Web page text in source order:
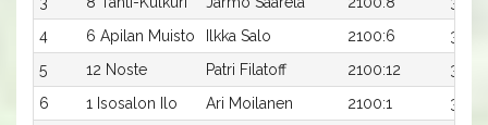
4
6 Apilan Muisto Ilkka Salo 2100:6
31,7a
5
12 Noste Patri Filatoff 2100:12
32,0a
6
1 Isosalon Ilo Ari Moilanen 2100:1